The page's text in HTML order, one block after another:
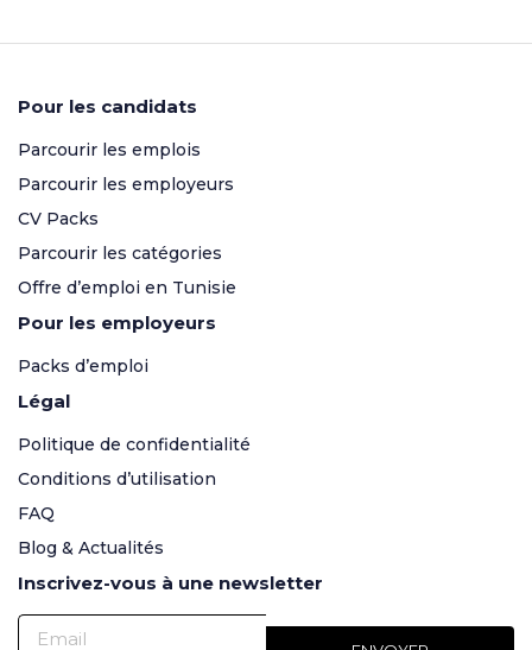
Pour les candidats
Parcourir les emplois
Parcourir les employeurs
CV Packs
Parcourir les catégories
Offre d’emploi en Tunisie
Pour les employeurs
Packs d’emploi
Légal
Politique de confidentialité
Conditions d’utilisation
FAQ
Blog & Actualités
Inscrivez-vous à une newsletter